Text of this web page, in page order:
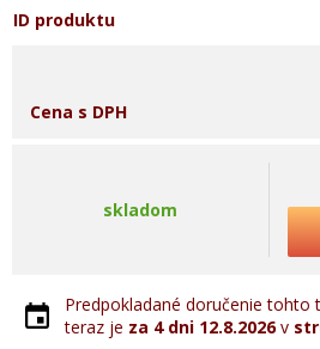
ID produktu
Cena s DPH
skladom
Predpokladané doručenie tohto
teraz je za 4 dni 12.8.2026v